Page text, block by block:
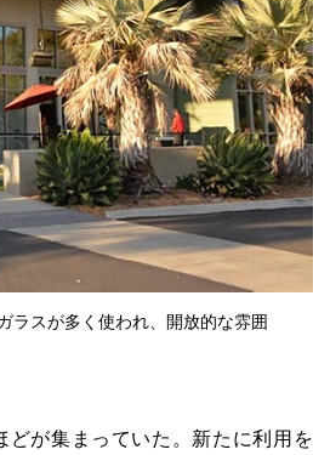
ラスが多く使われ、開放的な雰囲
が集まっていた。新たに利用を